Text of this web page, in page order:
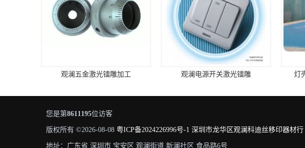
观澜电源开关激光镭雕 灯壳灯具激光镭雕打标加工
您是第8611195位访客
版权所有 ©2026-08-08 粤ICP备2024226996号-1 深圳市龙华区观澜科迪丝移印器材行
地址：广东省 深圳市 宝安区 观澜街道 新澜社区 食品路6号